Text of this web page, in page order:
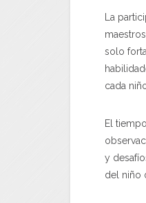
La
solo
cada
El
y
del niño